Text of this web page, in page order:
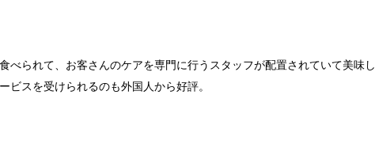
べられて、お客さんのケアを専門に行うスタッフが配置されていて美味し
ビスを受けられるのも外国人から好評。